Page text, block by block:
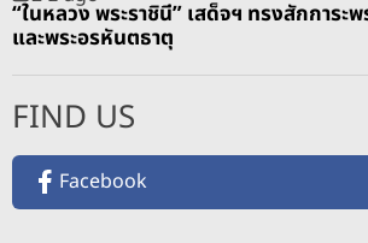
“ในหลวง พระราชินี” เสด็จฯ ทรงสักการะ
และพระอรหันตธาตุ
FIND US
Facebook